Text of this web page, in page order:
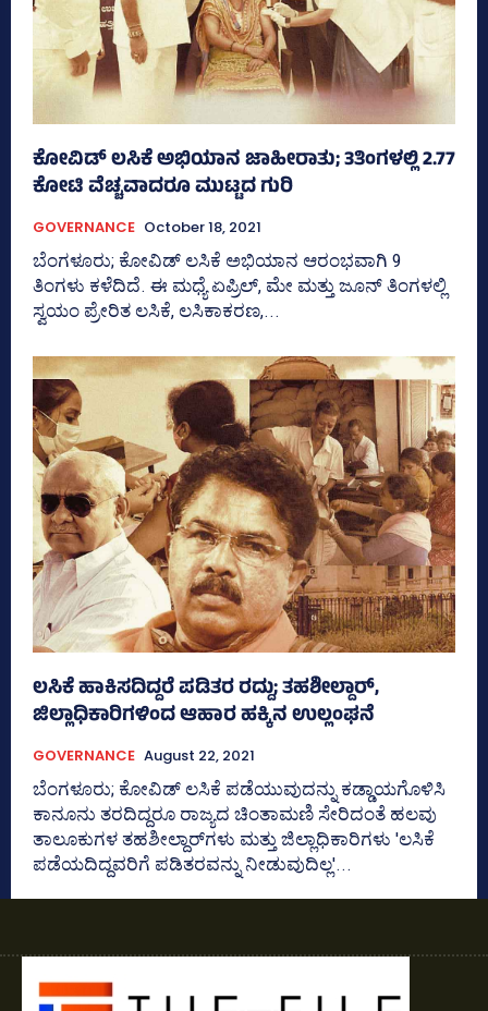
ಕೋವಿಡ್ ಲಸಿಕೆ ಅಭಿಯಾನ ಜಾಹೀರಾತು; 3ತಿಂಗಳಲ್ಲಿ 2.77
ಕೋಟಿ ವೆಚ್ಚವಾದರೂ ಮುಟ್ಟದ ಗುರಿ
GOVERNANCE October 18, 2021
ಬೆಂಗಳೂರು; ಕೋವಿಡ್‌ ಲಸಿಕೆ ಅಭಿಯಾನ ಆರಂಭವಾಗಿ 9
ತಿಂಗಳು ಕಳೆದಿದೆ. ಈ ಮಧ್ಯೆ ಏಪ್ರಿಲ್‌, ಮೇ ಮತ್ತು ಜೂನ್‌ ತಿಂಗಳಲ್ಲಿ
ಸ್ವಯಂ ಪ್ರೇರಿತ ಲಸಿಕೆ, ಲಸಿಕಾಕರಣ,...
ಲಸಿಕೆ ಹಾಕಿಸದಿದ್ದರೆ ಪಡಿತರ ರದ್ದು; ತಹಶೀಲ್ದಾರ್‌,
ಜಿಲ್ಲಾಧಿಕಾರಿಗಳಿಂದ ಆಹಾರ ಹಕ್ಕಿನ ಉಲ್ಲಂಘನೆ
GOVERNANCE August 22, 2021
ಬೆಂಗಳೂರು; ಕೋವಿಡ್‌ ಲಸಿಕೆ ಪಡೆಯುವುದನ್ನು ಕಡ್ಡಾಯಗೊಳಿಸಿ
ಕಾನೂನು ತರದಿದ್ದರೂ ರಾಜ್ಯದ ಚಿಂತಾಮಣಿ ಸೇರಿದಂತೆ ಹಲವು
ತಾಲೂಕುಗಳ ತಹಶೀಲ್ದಾರ್‌ಗಳು ಮತ್ತು ಜಿಲ್ಲಾಧಿಕಾರಿಗಳು 'ಲಸಿಕೆ
ಪಡೆಯದಿದ್ದವರಿಗೆ ಪಡಿತರವನ್ನು ನೀಡುವುದಿಲ್ಲ'...